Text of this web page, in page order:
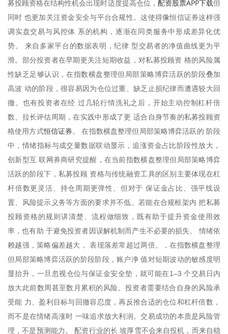
募投顾资格在结构性机会出现时适度提高仓位， 配资股票APP下载但
同时 也更加关注资金安全与平台合规性。这使得像恒信证券这样强
调实盘交易与风控体 系的机构，逐渐在同类服务中形成差异化优
势。 来自多家平台的数据表明，纪律 型交易者的净值曲线更为平
滑。部分投资者在早期更关注短期收益，对私募投顾资 格的风险属
性缺乏足够认识，在指数横盘整理但局部策略博弈活跃的阶段叠加
高波 动的阶段，很容易因为仓位过重、缺乏止损纪律而遭遇较大回
撤。也有投资者在经 过几轮行情洗礼之后，开始主动控制杠杆倍
数、拉长评估周期，在实践中形成了更 适合自身节奏的私募投顾资
格使用方式恒信证券。 在指数横盘整理但局部策略博弈活跃的 阶段
中，情绪指标与成交量数据联动显示，追涨资金占比阶段性放大，
创新型互 联网券商研究提醒，在当前指数横盘整理但局部策略博弈
活跃的阶段下，私募投顾 资格与传统融资工具的区别主要体现在杠
杆倍数更灵活、持仓周期更弹性、但对于 保证金占比、强平线设
置、风险提示义务等方面的要求并不低。若能在合规框架内 把私募
投顾资格的规则讲清楚、流程做细致，既有助于提升资金使用效
率，也有助 于避免投资者因误解机制而产生不必要的损失。 情绪依
赖越强，策略偏差越大， 表现落差常超过两倍。，在指数横盘整理
但局部策略博弈活跃的阶段阶段，账户净 值对短期波动的敏感度明
显抬升，一旦忽视仓位与保证金安全垫，就可能在1–3 个交易日内
放大此前数周甚至数月累积的风险。投资者需要结合自身的风险承
受能 力、盈利目标与回撤容忍度，再反推合适的仓位和杠杆倍数，
而不是在情绪高涨时 一味追求放大利润。交易成功的本质是风险管
理，不是预测能力。 配资行业的长 坡厚雪不会来自投机，而来自稳